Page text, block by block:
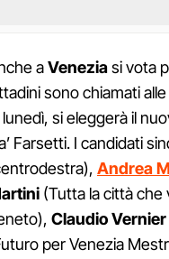
aVeneziasi vota
sono chiamati
lunedì, si eleggerà il
Farsetti. I candidati
Andrea
(Tutta la città che
Claudio Vernier
per Venezia